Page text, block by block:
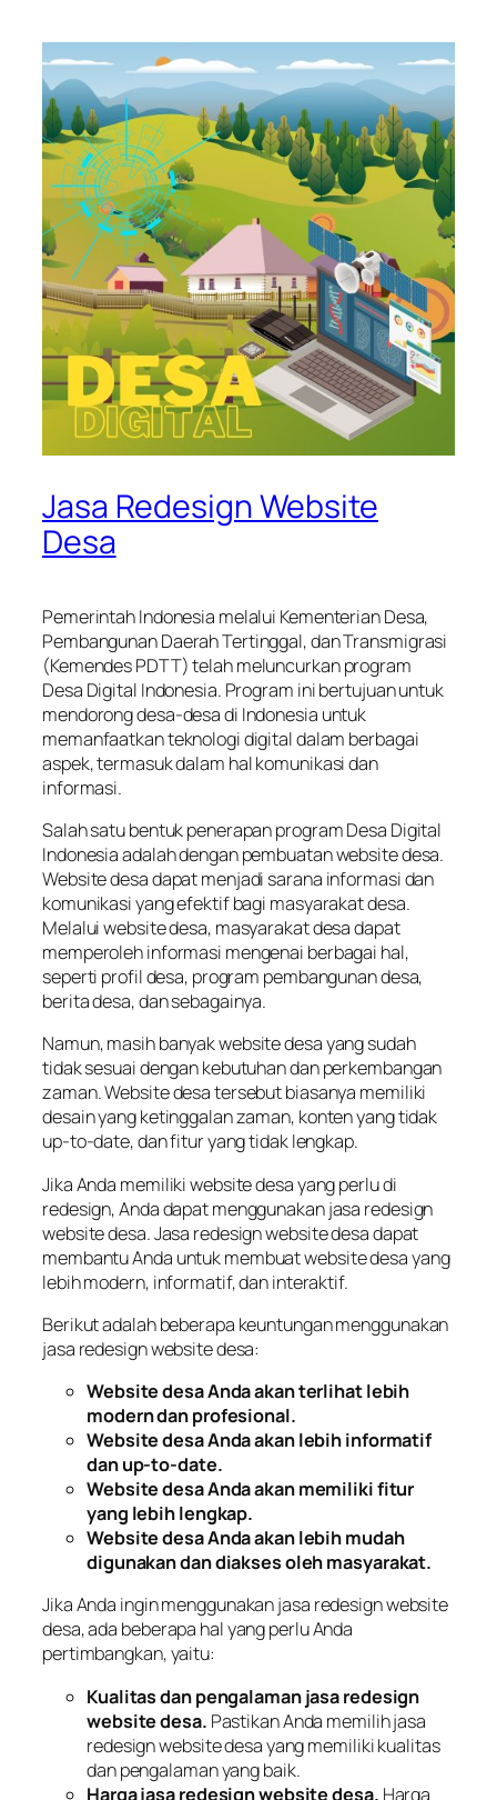
Jasa Redesign Website
Desa
Pemerintah Indonesia melalui Kementerian Desa,
Pembangunan Daerah Tertinggal, dan Transmigrasi
(Kemendes PDTT) telah meluncurkan program
Desa Digital Indonesia. Program ini bertujuan untuk
mendorong desa-desa di Indonesia untuk
memanfaatkan teknologi digital dalam berbagai
aspek, termasuk dalam hal komunikasi dan
informasi.
Salah satu bentuk penerapan program Desa Digital
Indonesia adalah dengan pembuatan website desa.
Website desa dapat menjadi sarana informasi dan
komunikasi yang efektif bagi masyarakat desa.
Melalui website desa, masyarakat desa dapat
memperoleh informasi mengenai berbagai hal,
seperti profil desa, program pembangunan desa,
berita desa, dan sebagainya.
Namun, masih banyak website desa yang sudah
tidak sesuai dengan kebutuhan dan perkembangan
zaman. Website desa tersebut biasanya memiliki
desain yang ketinggalan zaman, konten yang tidak
up-to-date, dan fitur yang tidak lengkap.
Jika Anda memiliki website desa yang perlu di
redesign, Anda dapat menggunakan jasa redesign
website desa. Jasa redesign website desa dapat
membantu Anda untuk membuat website desa yang
lebih modern, informatif, dan interaktif.
Berikut adalah beberapa keuntungan menggunakan
jasa redesign website desa:
Website desa Anda akan terlihat lebih
modern dan profesional.
Website desa Anda akan lebih informatif
dan up-to-date.
Website desa Anda akan memiliki fitur
yang lebih lengkap.
Website desa Anda akan lebih mudah
digunakan dan diakses oleh masyarakat.
Jika Anda ingin menggunakan jasa redesign website
desa, ada beberapa hal yang perlu Anda
pertimbangkan, yaitu:
Kualitas dan pengalaman jasa redesign
website desa. Pastikan Anda memilih jasa
redesign website desa yang memiliki kualitas
dan pengalaman yang baik.
Harga jasa redesign website desa. Harga